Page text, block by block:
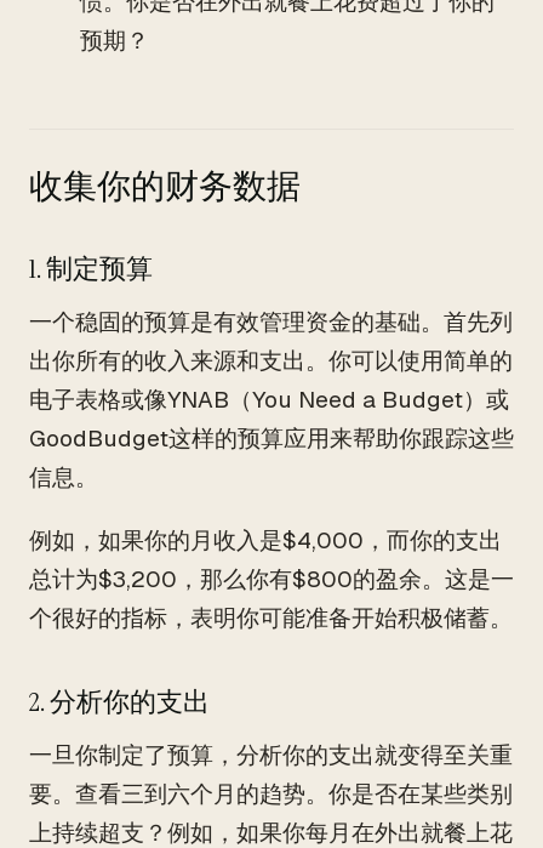
预期？
收集你的财务数据
1. 制定预算
一个稳固的预算是有效管理资金的基础。首先列
出你所有的收入来源和支出。你可以使用简单的
电子表格或像YNAB（You Need a Budget）或
GoodBudget这样的预算应用来帮助你跟踪这些
信息。
例如，如果你的月收入是$4,000，而你的支出
总计为$3,200，那么你有$800的盈余。这是一
个很好的指标，表明你可能准备开始积极储蓄。
2. 分析你的支出
一旦你制定了预算，分析你的支出就变得至关重
要。查看三到六个月的趋势。你是否在某些类别
上持续超支？例如，如果你每月在外出就餐上花